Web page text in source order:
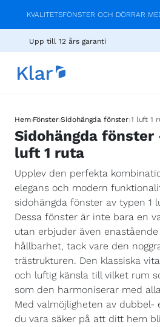
KVALITETSFÖNSTER OCH DÖRRAR
Upp till 12 års garanti
Hem›Fönster›Sidohängda fönster›1 luft 1
Sidohängda
luft 1 ruta
Upplev den perfekta
elegans och modern
sidohängda fönster av typen 1
Dessa fönster är inte bara en
utan erbjuder även
hållbarhet, tack vare den
trästrukturen. Den klassiska
och luftig känsla till vilket rum
som den harmoniserar med
Med valmöjligheten av dubbel-
du vara säker på att ditt hem